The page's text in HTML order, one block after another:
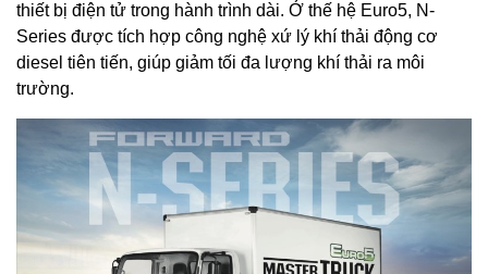
thiết bị điện tử trong hành trình dài. Ở thế hệ Euro5, N-
Series được tích hợp công nghệ xứ lý khí thải động cơ
diesel tiên tiến, giúp giảm tối đa lượng khí thải ra môi
trường.